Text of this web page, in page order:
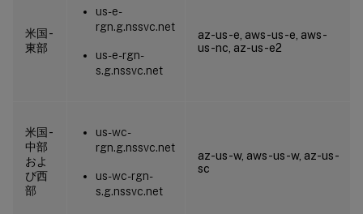
米国 -
東部
us-e-
rgn.g.nssvc.net
us-e-rgn-
s.g.nssvc.net
az-us-e, aws-us-e, aws-
us-nc, az-us-e2
米国 -
中部
およ
び西
部
us-wc-
rgn.g.nssvc.net
us-wc-rgn-
s.g.nssvc.net
az-us-w, aws-us-w, az-us-
sc